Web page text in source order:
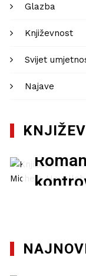
Glazba
Književnost
Svijet
Najave